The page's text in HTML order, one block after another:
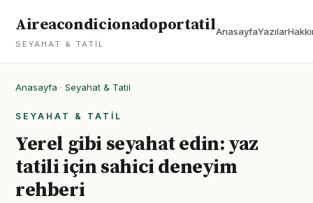
Aireacondicionadoportatil
SEYAHAT & TATIL
AnasayfaYazılar
Anasayfa · Seyahat & Tatil
SEYAHAT & TATIL
Yerel gibi seyahat edin: yaz
tatili için sahici deneyim
rehberi